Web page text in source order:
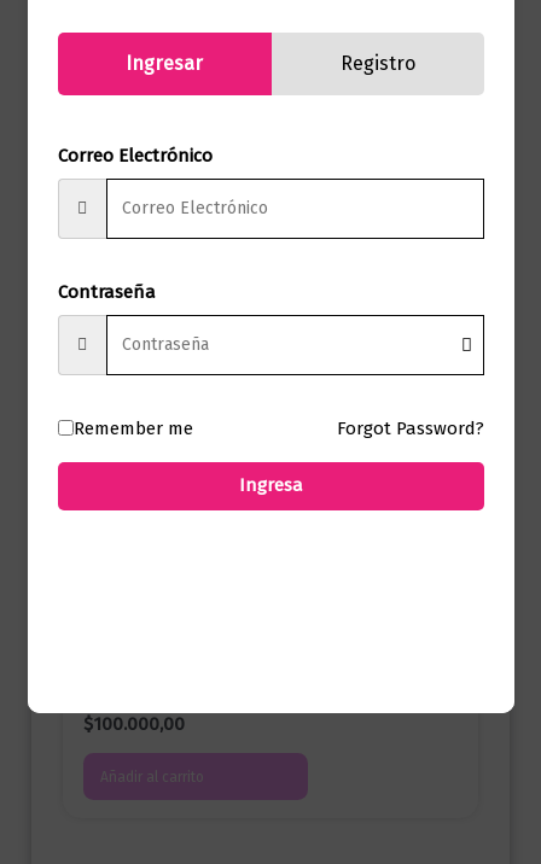
Formato
No hay valoraciones aún.
Solo los usuarios registrados que hayan
comprado este producto pueden hacer
una valoración.
$100.000,00
Añadir al carrito
Ingresar Registro
Correo Electrónico
Contraseña
Remember me Forgot Password?
Ingresa